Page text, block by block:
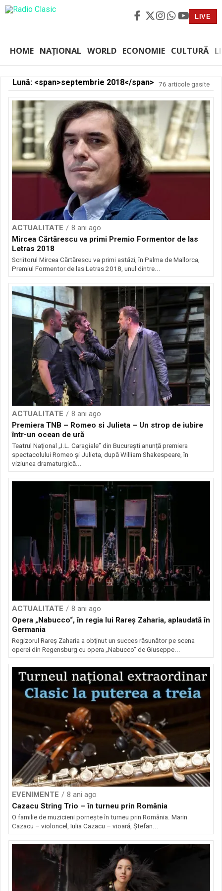
LIVE
HOME NAȚIONAL WORLD ECONOMIE CULTURĂ
Lună: <span>septembrie 2018</span> 76 articole gasite
ACTUALITATE
8 ani ago
Mircea Cărtărescu va primi Premio Formentor de las
Letras 2018
Scriitorul Mircea Cărtărescu va primi astăzi, în Palma de Mallorca,
Premiul Formentor de las Letras 2018, unul dintre...
ACTUALITATE
8 ani ago
Premiera TNB – Romeo si Julieta – Un strop de iubire
într-un ocean de ură
Teatrul Naţional „I.L. Caragiale” din Bucureşti anunță premiera
spectacolului Romeo și Julieta, după William Shakespeare, în
viziunea dramaturgică...
ACTUALITATE
8 ani ago
Opera „Nabucco“, în regia lui Rareş Zaharia, aplaudată în
Germania
Regizorul Rareş Zaharia a obţinut un succes răsunător pe scena
operei din Regensburg cu opera „Nabucco” de Giuseppe...
EVENIMENTE
8 ani ago
Cazacu String Trio – în turneu prin România
O familie de muzicieni pornește în turneu prin România. Marin
Cazacu – violoncel, Iulia Cazacu – vioară, Ştefan...